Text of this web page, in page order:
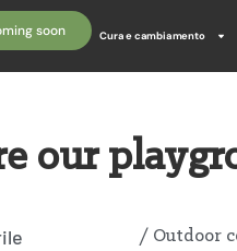
soon Cura e cambiamento
our
/ Outdoor